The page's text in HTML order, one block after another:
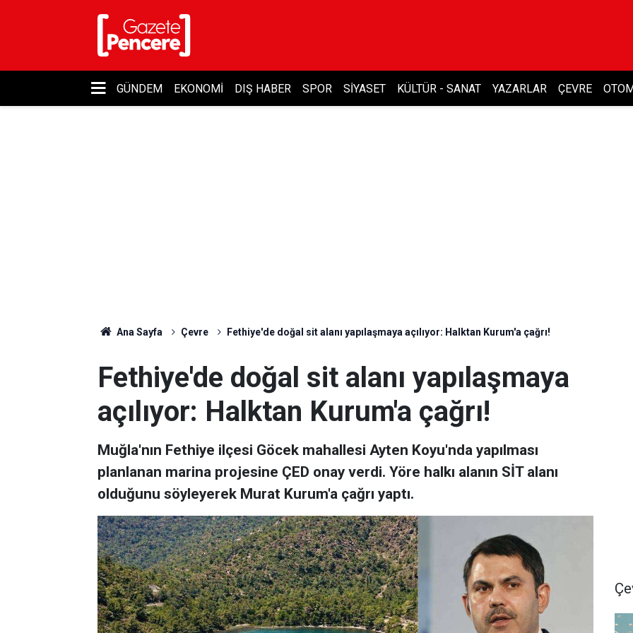
GÜNDEM EKONOMI DIŞ HABER SPOR SIYASET KÜLTÜR - SANAT YAZARLAR ÇEVRE
Ana Sayfa Çevre Fethiye'de doğal sit alanı yapılaşmaya açılıyor: Halktan Kurum'a çağrı!
Fethiye'de doğal sit alanı yapılaşmaya
açılıyor: Halktan Kurum'a çağrı!
Muğla'nın Fethiye ilçesi Göcek mahallesi Ayten Koyu'nda yapılması
planlanan marina projesine ÇED onay verdi. Yöre halkı alanın SİT alanı
olduğunu söyleyerek Murat Kurum'a çağrı yaptı.